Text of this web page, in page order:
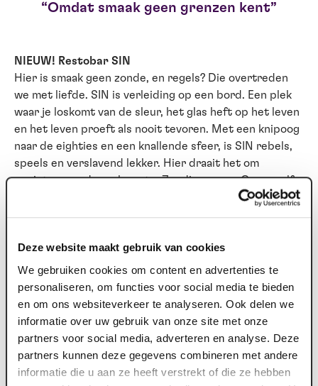
Deze website maakt gebruik van cookies
We gebruiken cookies om content en advertenties te
personaliseren, om functies voor social media te bieden
en om ons websiteverkeer te analyseren. Ook delen we
informatie over uw gebruik van onze site met onze
partners voor social media, adverteren en analyse. Deze
partners kunnen deze gegevens combineren met andere
informatie die u aan ze heeft verstrekt of die ze hebben
Omdat smaak geen grenzen kent
NIEUW! Restobar SIN
Hier is smaak geen zonde, en regels? Die overtreden
we met liefde. SIN is verleiding op een bord. Een plek
waar je loskomt van de sleur, het glas heft op het leven
en het leven proeft als nooit tevoren. Met een knipoog
naar de eighties en een knallende sfeer, is SIN rebels,
speels en verslavend lekker. Hier draait het om
genieten, zonder schaamte. Zondigen mag. Graag zelfs.
Begin bij SIN
show (of juist erna) schuif je bij SIN aan voor een tafel
vol gerechten om te delen. Een diner zonder
keuzestress dus. Spannend, verrassend en vooral veel
te lekker om voor jezelf te houden.
Geen brave driegangen, maar een parade van smaken
waar je samen doorheen mag zondigen. Begin bij SIN is
een mix van koude en warme gerechten om te delen.